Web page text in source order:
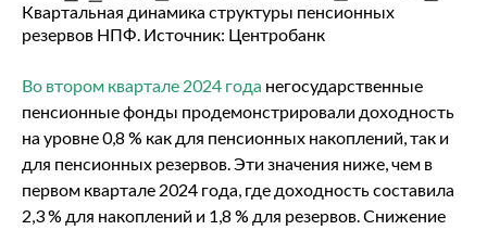
Квартальная динамика структуры пенсионных
резервов НПФ. Источник: Центробанк
Во втором квартале 2024 года негосударственные
пенсионные фонды продемонстрировали доходность
на уровне 0,8 % как для пенсионных накоплений, так и
для пенсионных резервов. Эти значения ниже, чем в
первом квартале 2024 года, где доходность составила
2,3 % для накоплений и 1,8 % для резервов. Снижение